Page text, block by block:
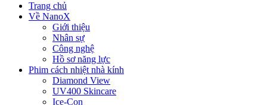
Trang chủ
Về NanoX
Giới thiệu
Nhân sự
Công nghệ
Hồ sơ năng lực
Phim cách nhiệt nhà kính
Diamond View
UV400 Skincare
Ice-Con